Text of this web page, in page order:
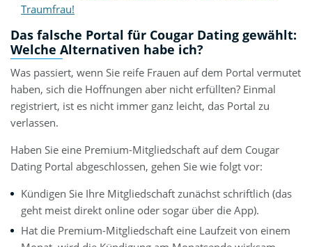
Traumfrau!
Das falsche Portal für Cougar Dating gewählt:
Welche Alternativen habe ich?
Was passiert, wenn Sie reife Frauen auf dem Portal vermutet
haben, sich die Hoffnungen aber nicht erfüllten? Einmal
registriert, ist es nicht immer ganz leicht, das Portal zu
verlassen.
Haben Sie eine Premium-Mitgliedschaft auf dem Cougar
Dating Portal abgeschlossen, gehen Sie wie folgt vor:
Kündigen Sie Ihre Mitgliedschaft zunächst schriftlich (das
geht meist direkt online oder sogar über die App).
Hat die Premium-Mitgliedschaft eine Laufzeit von einem